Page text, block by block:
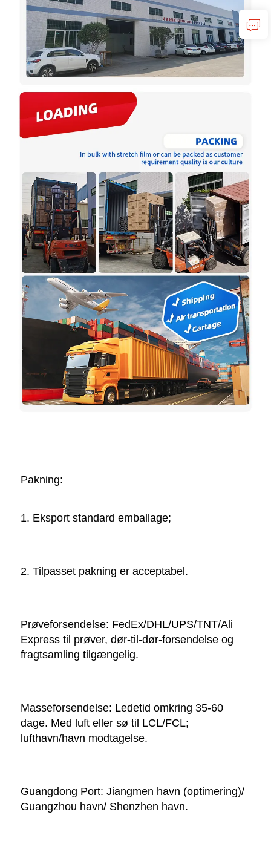
Pakning:
1. Eksport standard emballage;
2. Tilpasset pakning er acceptabel.
Prøveforsendelse: FedEx/DHL/UPS/TNT/Ali
Express til prøver, dør-til-dør-forsendelse og
fragtsamling tilgængelig.
Masseforsendelse: Ledetid omkring 35-60
dage. Med luft eller sø til LCL/FCL;
lufthavn/havn modtagelse.
Guangdong Port: Jiangmen havn (optimering)/
Guangzhou havn/ Shenzhen havn.